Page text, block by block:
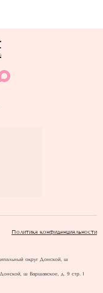
Политика конфиденциальности
округ Донской, ш
ш Варшавское, д. 9 стр. 1